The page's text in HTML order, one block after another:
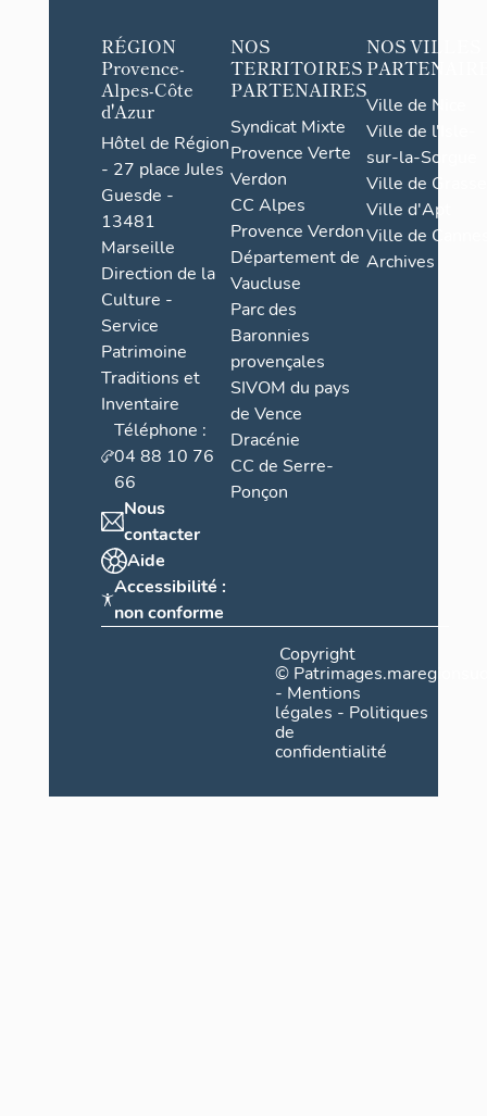
RÉGION
Provence-
Alpes-Côte
d'Azur
Hôtel de Région
- 27 place Jules
Guesde -
13481
Marseille
Direction de la
Culture -
Service
Patrimoine
Traditions et
Inventaire
Téléphone :
04 88 10 76
66
Nous
contacter
Aide
Accessibilité :
non conforme
NOS
TERRITOIRES
PARTENAIRES
Syndicat Mixte
Provence Verte
Verdon
CC Alpes
Provence Verdon
Département de
Vaucluse
Parc des
Baronnies
provençales
SIVOM du pays
de Vence
Dracénie
CC de Serre-
Ponçon
NOS VILLES
Ville de Nice
Ville de l'Isle-
sur-la-Sorgue
Ville de Grasse
Ville d'Apt
Ville de
Archives
Copyright
©
- Mentions
légales - Politiques
de
confidentialité